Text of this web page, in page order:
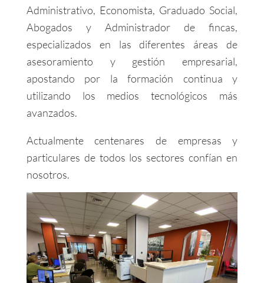
Administrativo, Economista, Graduado Social,
Abogados y Administrador de fincas,
especializados en las diferentes áreas de
asesoramiento y gestión empresarial,
apostando por la formación continua y
utilizando los medios tecnológicos más
avanzados.
Actualmente centenares de empresas y
particulares de todos los sectores confían en
nosotros.